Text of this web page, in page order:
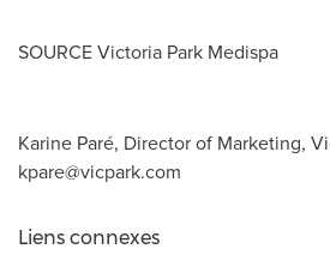
SOURCE Victoria Park Medispa
Karine Paré, Director of Marketing,
kpare@vicpark.com
Liens connexes